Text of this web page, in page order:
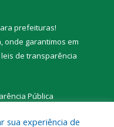
prefeituras!
onde garantimos em
leis de transparência
Pública
sua experiência de